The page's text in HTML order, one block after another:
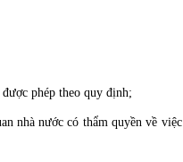
phép theo quy định;
nhà nước có thẩm quyền về việc